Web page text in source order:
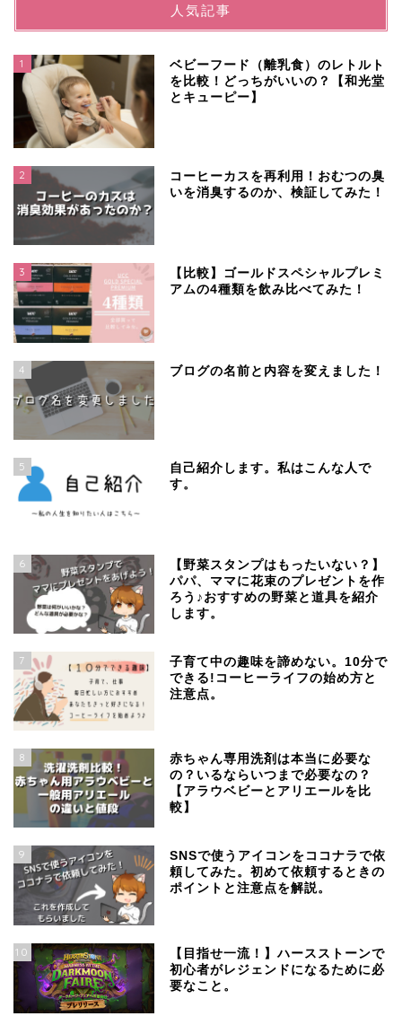
人気記事
1
ベビーフード（離乳食）のレトルト
を比較！どっちがいいの？【和光堂
とキューピー】
2
コーヒーカスを再利用！おむつの臭
いを消臭するのか、検証してみた！
3
【比較】ゴールドスペシャルプレミ
アムの4種類を飲み比べてみた！
4 ブログの名前と内容を変えました！
5
自己紹介します。私はこんな人で
す。
6
【野菜スタンプはもったいない？】
パパ、ママに花束のプレゼントを作
ろう♪おすすめの野菜と道具を紹介
します。
7
子育て中の趣味を諦めない。10分で
できる!コーヒーライフの始め方と
注意点。
8
赤ちゃん専用洗剤は本当に必要な
の？いるならいつまで必要なの？
【アラウベビーとアリエールを比
較】
9
SNSで使うアイコンをココナラで依
頼してみた。初めて依頼するときの
ポイントと注意点を解説。
10
【目指せ一流！】ハースストーンで
初心者がレジェンドになるために必
要なこと。